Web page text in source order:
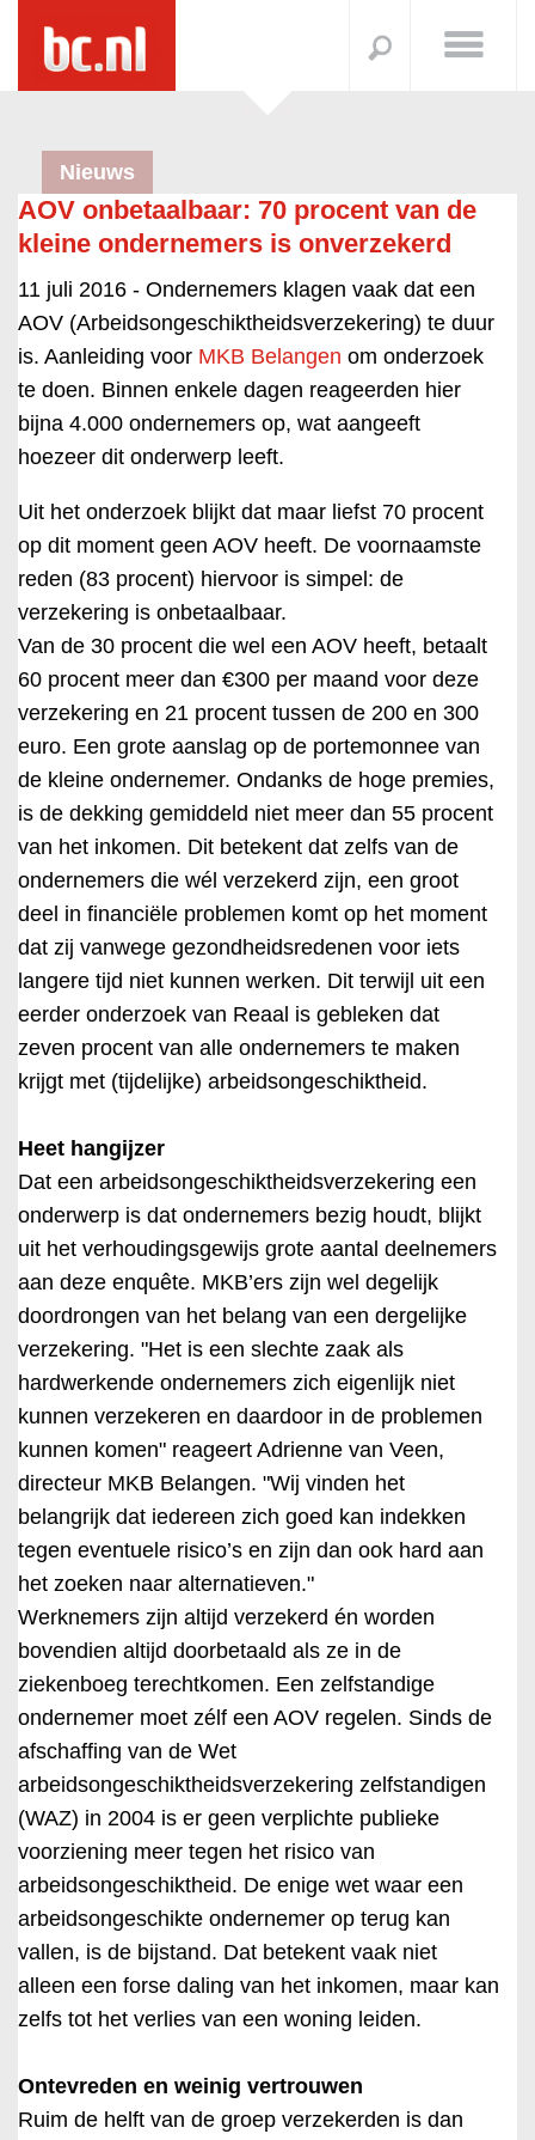
Nieuws
AOV onbetaalbaar: 70 procent van de
kleine ondernemers is onverzekerd
11 juli 2016 - Ondernemers klagen vaak dat een
AOV (Arbeidsongeschiktheidsverzekering) te duur
is. Aanleiding voor MKB Belangen om onderzoek
te doen. Binnen enkele dagen reageerden hier
bijna 4.000 ondernemers op, wat aangeeft
hoezeer dit onderwerp leeft.
Uit het onderzoek blijkt dat maar liefst 70 procent
op dit moment geen AOV heeft. De voornaamste
reden (83 procent) hiervoor is simpel: de
verzekering is onbetaalbaar.
Van de 30 procent die wel een AOV heeft, betaalt
60 procent meer dan €300 per maand voor deze
verzekering en 21 procent tussen de 200 en 300
euro. Een grote aanslag op de portemonnee van
de kleine ondernemer. Ondanks de hoge premies,
is de dekking gemiddeld niet meer dan 55 procent
van het inkomen. Dit betekent dat zelfs van de
ondernemers die wél verzekerd zijn, een groot
deel in financiële problemen komt op het moment
dat zij vanwege gezondheidsredenen voor iets
langere tijd niet kunnen werken. Dit terwijl uit een
eerder onderzoek van Reaal is gebleken dat
zeven procent van alle ondernemers te maken
krijgt met (tijdelijke) arbeidsongeschiktheid.
Heet hangijzer
Dat een arbeidsongeschiktheidsverzekering een
onderwerp is dat ondernemers bezig houdt, blijkt
uit het verhoudingsgewijs grote aantal deelnemers
aan deze enquête. MKB’ers zijn wel degelijk
doordrongen van het belang van een dergelijke
verzekering. "Het is een slechte zaak als
hardwerkende ondernemers zich eigenlijk niet
kunnen verzekeren en daardoor in de problemen
kunnen komen" reageert Adrienne van Veen,
directeur MKB Belangen. "Wij vinden het
belangrijk dat iedereen zich goed kan indekken
tegen eventuele risico’s en zijn dan ook hard aan
het zoeken naar alternatieven."
Werknemers zijn altijd verzekerd én worden
bovendien altijd doorbetaald als ze in de
ziekenboeg terechtkomen. Een zelfstandige
ondernemer moet zélf een AOV regelen. Sinds de
afschaffing van de Wet
arbeidsongeschiktheidsverzekering zelfstandigen
(WAZ) in 2004 is er geen verplichte publieke
voorziening meer tegen het risico van
arbeidsongeschiktheid. De enige wet waar een
arbeidsongeschikte ondernemer op terug kan
vallen, is de bijstand. Dat betekent vaak niet
alleen een forse daling van het inkomen, maar kan
zelfs tot het verlies van een woning leiden.
Ontevreden en weinig vertrouwen
Ruim de helft van de groep verzekerden is dan